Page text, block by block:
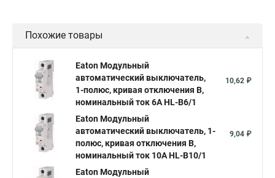
Похожие товары
Eaton Модульный
автоматический выключатель,
1-полюс, кривая отключения B,
номинальный ток 6А HL-B6/1
10,62 ₽
Eaton Модульный
автоматический выключатель, 1-
полюс, кривая отключения B,
номинальный ток 10А HL-B10/1
9,04 ₽
Eaton Модульный